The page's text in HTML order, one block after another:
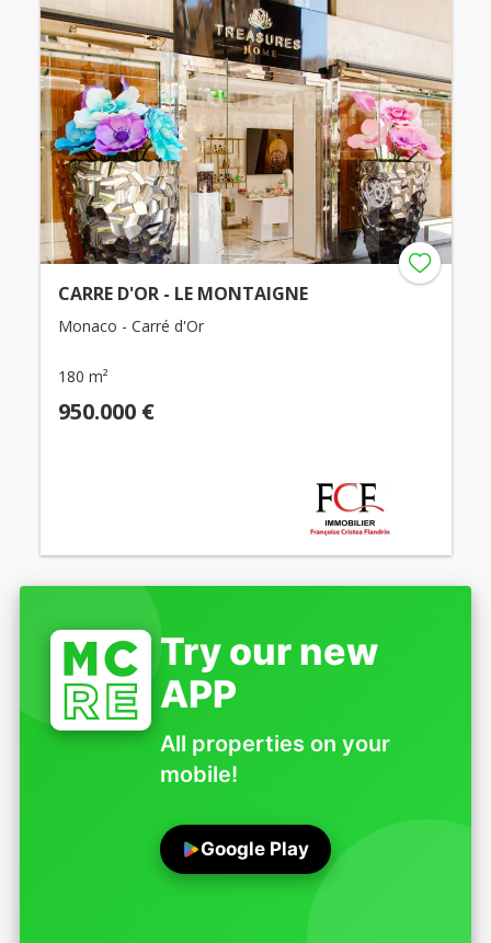
CARRE D'OR - LE MONTAIGNE
Monaco - Carré d'Or
180 m²
950.000 €
Try our new
APP
All properties on your
mobile!
Google Play